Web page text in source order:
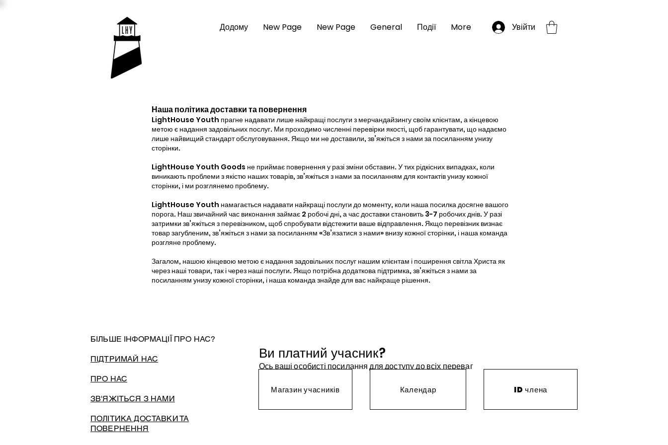
Додому New Page New Page General Події More Увійти
Наша політика доставки та повернення
LightHouse Youth прагне надавати лише найкращі послуги з мерчандайзингу своїм клієнтам, а кінцевою
метою є надання задовільних послуг. Ми проходимо численні перевірки якості, щоб гарантувати, що надаємо
лише найвищий стандарт обслуговування. Якщо ми не доставили, зв’яжіться з нами за посиланням унизу
сторінки.
LightHouse Youth Goods не приймає повернення у разі зміни обставин. У тих рідкісних випадках, коли
виникають проблеми з якістю наших товарів, зв’яжіться з нами за посиланням для контактів унизу кожної
сторінки, і ми розглянемо проблему.
LightHouse Youth намагається надавати найкращі послуги до моменту, коли наша посилка досягне вашого
порога. Наш звичайний час виконання займає 2 робочі дні, а час доставки становить 3-7 робочих днів. У разі
затримки зв’яжіться з перевізником, щоб спробувати відстежити ваше відправлення. Якщо перевізник визнає
товар загубленим, зв’яжіться з нами за посиланням «Зв’язатися з нами» внизу кожної сторінки, і наша команда
розгляне проблему.
Загалом, нашою кінцевою метою є надання задовільних послуг нашим клієнтам і поширення світла Христа як
через наші товари, так і через наші послуги. Якщо потрібна додаткова підтримка, зв’яжіться з нами за
посиланням унизу кожної сторінки, і наша команда знайде для вас найкраще рішення.
БІЛЬШЕ ІНФОРМАЦІЇ ПРО НАС?
ПІДТРИМАЙ НАС
ПРО НАС
ЗВ'ЯЖІТЬСЯ З НАМИ
ПОЛІТИКА ДОСТАВКИ ТА
ПОВЕРНЕННЯ
Ви платний учасник?
Ось ваші особисті посилання для доступу до всіх переваг
Магазин учасників Календар ID члена